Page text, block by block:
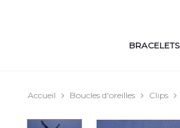
BRACELETS
Accueil Boucles d'oreilles Clips